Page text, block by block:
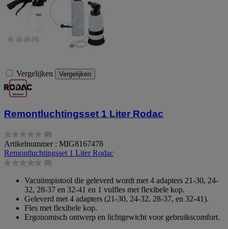
Vergelijken Vergelijken
Remontluchtingsset 1 Liter Rodac
(0)
0.0
van
de
5
Artikelnummer : MIG8167478
Remontluchtingsset 1 Liter Rodac
(0)
0.0
sterren.
Vacuümpistool die geleverd wordt met 4 adapters 21-30, 24-
32, 28-37 en 32-41 en 1 vulfles met flexibele kop.
Geleverd met 4 adapters (21-30, 24-32, 28-37, en 32-41).
Fles met flexibele kop.
Ergonomisch ontwerp en lichtgewicht voor gebruikscomfort.